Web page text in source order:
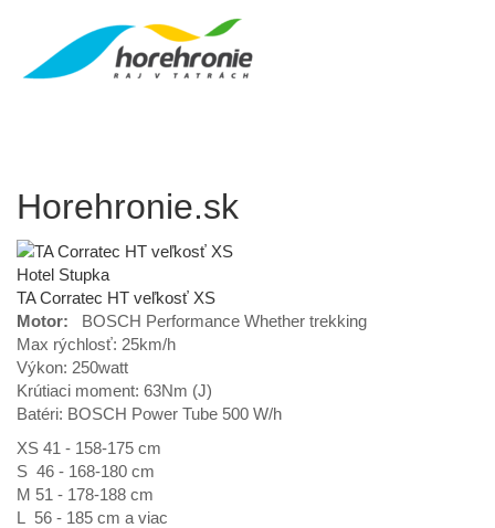
Horehronie.sk
Hotel Stupka
TA Corratec HT veľkosť XS
Motor: BOSCH Performance Whether trekking
Max rýchlosť: 25km/h
Výkon: 250watt
Krútiaci moment: 63Nm (J)
Batéri: BOSCH Power Tube 500 W/h
XS 41 - 158-175 cm
S 46 - 168-180 cm
M 51 - 178-188 cm
L 56 - 185 cm a viac